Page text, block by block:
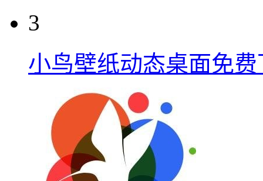
3
小鸟壁纸动态桌面免费